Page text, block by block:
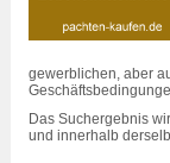
gewerblichen, aber
Das Suchergebnis
und innerhalb